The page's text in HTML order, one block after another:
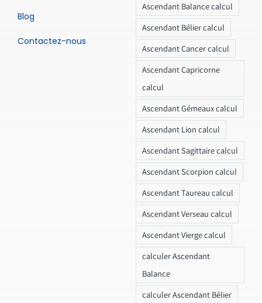
Blog
Contactez-nous
Ascendant Balance calcul
Ascendant Bélier calcul
Ascendant Cancer calcul
Ascendant Capricorne
calcul
Ascendant Gémeaux calcul
Ascendant Lion calcul
Ascendant Sagittaire calcul
Ascendant Scorpion calcul
Ascendant Taureau calcul
Ascendant Verseau calcul
Ascendant Vierge calcul
calculer Ascendant
Balance
calculer Ascendant Bélier